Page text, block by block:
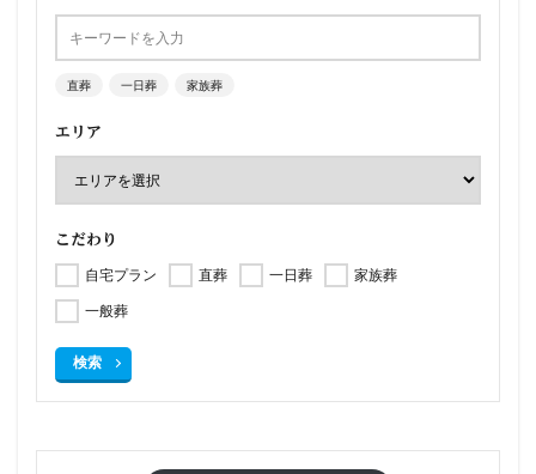
直葬 一日葬 家族葬
エリア
こだわり
自宅プラン 直葬 一日葬
家族葬
一般葬
検索